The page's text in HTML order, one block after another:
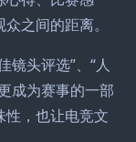
之间的距离。
镜头评选”、“人
成为赛事的一部
性，也让电竞文